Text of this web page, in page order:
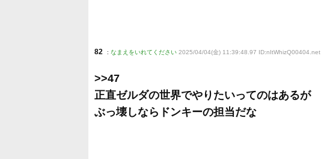
82 : なまえをいれてください 2025/04/04(金) 11:39:48.97 ID:nItWhizQ00404.net
>>47
正直ゼルダの世界でやりたいってのはあるが
ぶっ壊しならドンキーの担当だな